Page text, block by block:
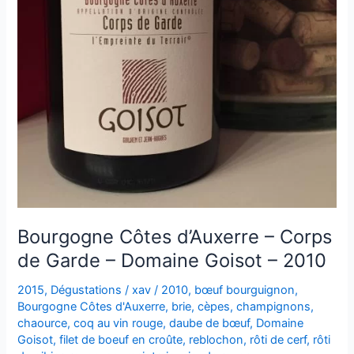
Bourgogne Côtes d’Auxerre – Corps
de Garde – Domaine Goisot – 2010
2015, Dégustations /xav/ 2010, bœuf bourguignon,
Bourgogne Côtes d'Auxerre, brie,cèpes,champignons,
chaource,coq au vin rouge,daube de bœuf, Domaine
Goisot,filet de boeuf en croûte, reblochon, rôti de cerf, rôti